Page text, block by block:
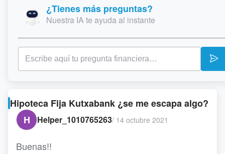
¿Tienes más preguntas?
Nuestra IA te ayuda al instante
Hipoteca Fija Kutxabank ¿se me escapa algo?
H
Helper_1010765263/ 14 octubre 2021
Buenas!!